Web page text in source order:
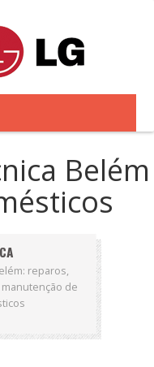
Belém
reparos,
de